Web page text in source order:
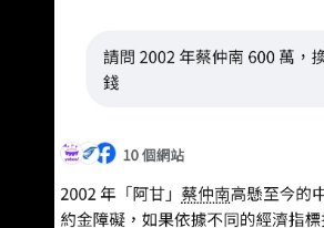
楊勝凱 表示，「我們希望讓
只想簽下一位明星球員，而是
庭謙自金華國中畢業後即旅美
入選全明星賽，上季打出生涯